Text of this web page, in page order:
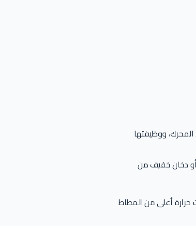
ووظيفتها
أو دخان خفيف من
حرارة أعلى من المطاط